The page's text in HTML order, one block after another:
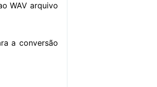
WAV arquivo
a conversão